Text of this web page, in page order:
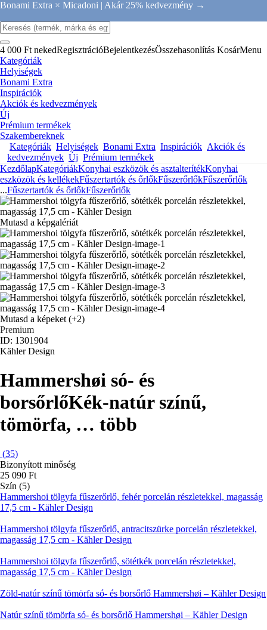
Bonami Extra × Micadoni | Akár 25% kedvezmény →
4 000 Ft nekedRegisztrációBejelentkezésÖsszehasonlítás KosárMenu
Kategóriák
Helyiségek
Bonami Extra
Inspirációk
Akciók és kedvezmények
Új
Prémium termékek
Szakembereknek
Kategóriák Helyiségek Bonami Extra Inspirációk Akciók és
kedvezmények Új Prémium termékek
KezdőlapKategóriákKonyhai eszközök és asztalterítékKonyhai
eszközök és kellékekFűszertartók és őrlőkFűszerőrlőkFűszerőrlők
...Fűszertartók és őrlőkFűszerőrlők
Mutasd a képgalériát
Mutasd a képeket (+2)
Premium
ID: 1301904
Kähler Design
Hammershøi só- és
borsőrlőKék-natúr színű,
tömörfa, … több
(35)
Bizonyított minőség
25 090 Ft
Szín (5)
Hammershoi tölgyfa fűszerőrlő, fehér porcelán részletekkel, magasság
17,5 cm - Kähler Design
Hammershoi tölgyfa fűszerőrlő, antracitszürke porcelán részletekkel,
magasság 17,5 cm - Kähler Design
Hammershoi tölgyfa fűszerőrlő, sötétkék porcelán részletekkel,
magasság 17,5 cm - Kähler Design
Zöld-natúr színű tömörfa só- és borsőrlő Hammershøi – Kähler Design
Natúr színű tömörfa só- és borsőrlő Hammershøi – Kähler Design